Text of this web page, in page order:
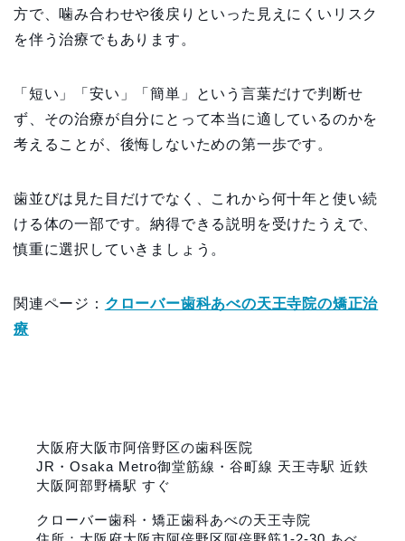
方で、噛み合わせや後戻りといった見えにくいリスク
を伴う治療でもあります。
「短い」「安い」「簡単」という言葉だけで判断せ
ず、その治療が自分にとって本当に適しているのかを
考えることが、後悔しないための第一歩です。
歯並びは見た目だけでなく、これから何十年と使い続
ける体の一部です。納得できる説明を受けたうえで、
慎重に選択していきましょう。
関連ページ： クローバー歯科あべの天王寺院の矯正治
療
大阪府大阪市阿倍野区の歯科医院
JR・Osaka Metro御堂筋線・谷町線 天王寺駅 近鉄
大阪阿部野橋駅 すぐ
クローバー歯科・矯正歯科あべの天王寺院